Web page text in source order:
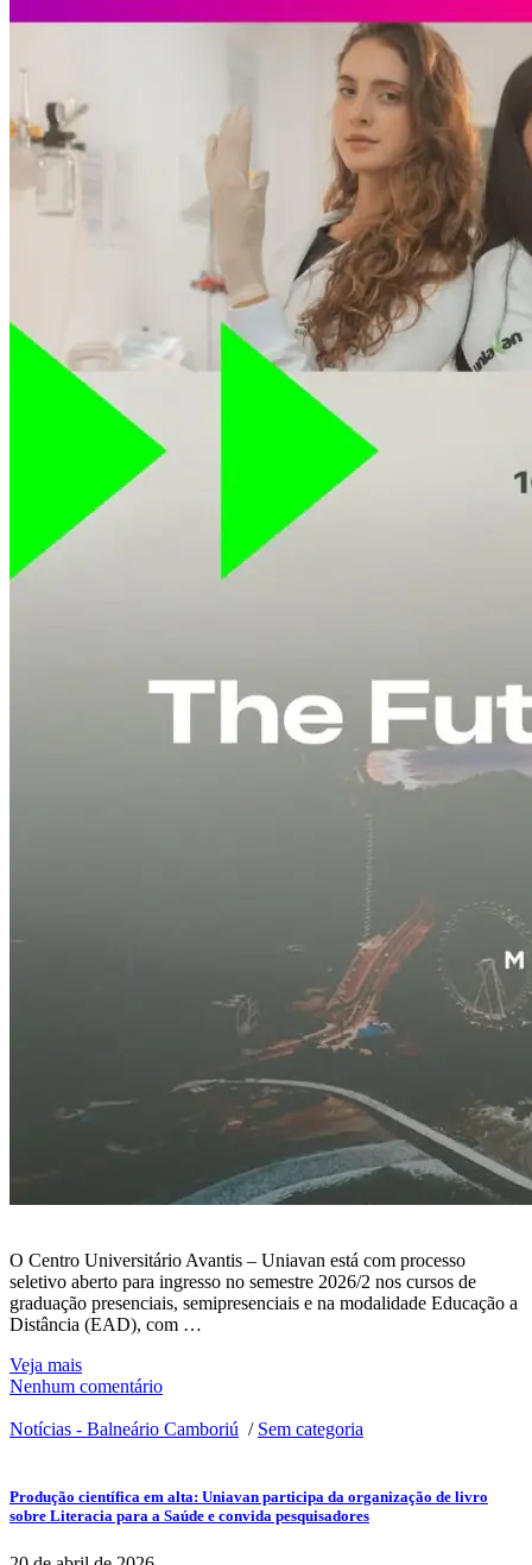
O Centro Universitário Avantis – Uniavan está com processo
seletivo aberto para ingresso no semestre 2026/2 nos cursos de
graduação presenciais, semipresenciais e na modalidade Educação a
Distância (EAD), com …
Veja mais
Nenhum comentário
Notícias - Balneário Camboriú / Sem categoria
Produção científica em alta: Uniavan participa da organização de livro
sobre Literacia para a Saúde e convida pesquisadores